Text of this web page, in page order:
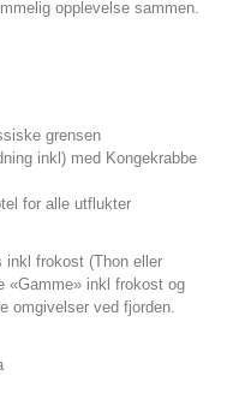
opplevelse sammen.
grensen
inkl) med Kongekrabbe
for alle utflukter
inkl frokost (Thon eller
«Gamme» inkl frokost og
omgivelser ved fjorden.